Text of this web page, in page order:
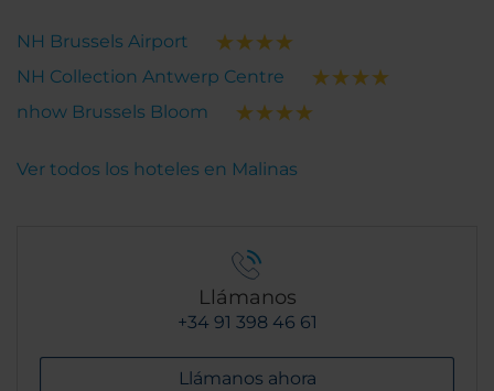
NH Brussels Airport
NH Collection Antwerp Centre
nhow Brussels Bloom
Ver todos los hoteles en Malinas
Llámanos
+34 91 398 46 61
Llámanos ahora